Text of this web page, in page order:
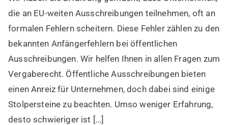
öffentlichen
Ausschreibungen
die an EU-weiten Ausschreibungen teilnehmen, oft an
formalen Fehlern scheitern. Diese Fehler zählen zu den
bekannten Anfängerfehlern bei öffentlichen
Ausschreibungen. Wir helfen Ihnen in allen Fragen zum
Vergaberecht. Öffentliche Ausschreibungen bieten
einen Anreiz für Unternehmen, doch dabei sind einige
Stolpersteine zu beachten. Umso weniger Erfahrung,
desto schwieriger ist […]